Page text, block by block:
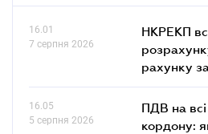
16.01
7 серпня 2026
НКРЕКП
рахунку
16.05
5 серпня 2026
ПДВ на
кордону: